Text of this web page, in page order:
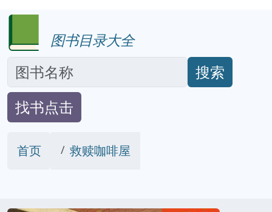
图书目录大全
搜索
找书点击
首页 救赎咖啡屋